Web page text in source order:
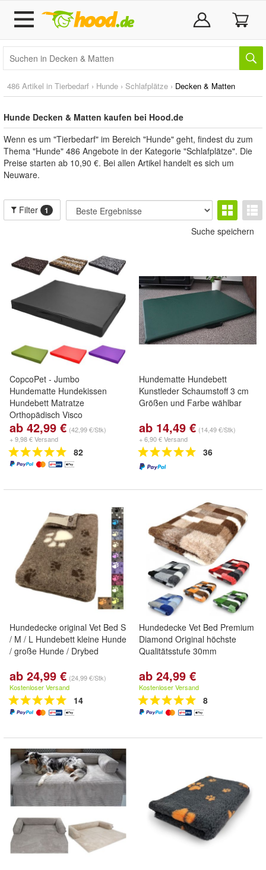
486 Artikel in Tierbedarf › Hunde › Schlafplätze › Decken & Matten
Hunde Decken & Matten kaufen bei Hood.de
Wenn es um "Tierbedarf" im Bereich "Hunde" geht, findest du zum
Thema "Hunde" 486 Angebote in der Kategorie "Schlafplätze". Die
Preise starten ab 10,90 €. Bei allen Artikel handelt es sich um
Neuware.
Filter 1
Suche speichern
CopcoPet - Jumbo
Hundematte Hundekissen
Hundebett Matratze
Orthopädisch Visco
ab 42,99 € (42,99 €/Stk)
+ 9,98 € Versand
82
Hundematte Hundebett
Kunstleder Schaumstoff 3 cm
Größen und Farbe wählbar
ab 14,49 € (14,49 €/Stk)
+ 6,90 € Versand
36
Hundedecke original Vet Bed S
/ M / L Hundebett kleine Hunde
/ große Hunde / Drybed
ab 24,99 € (24,99 €/Stk)
Kostenloser Versand
14
Hundedecke Vet Bed Premium
Diamond Original höchste
Qualitätsstufe 30mm
ab 24,99 €
Kostenloser Versand
8